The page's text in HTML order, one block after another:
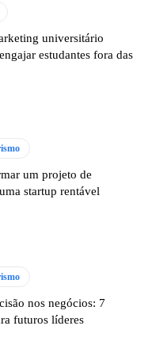
universitário
estudantes fora das
um projeto de
startup rentável
nos negócios: 7
futuros líderes